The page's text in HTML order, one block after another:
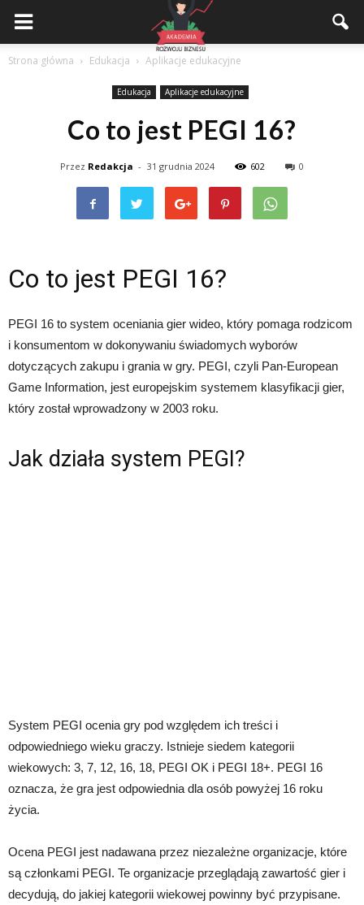
Akademiarozwojubiznesu.pl
Strona główna Edukacja Aplikacje edukacyjne
Edukacja Aplikacje edukacyjne
Co to jest PEGI 16?
Przez Redakcja - 31 grudnia 2024 602 0
Co to jest PEGI 16?
PEGI 16 to system oceniania gier wideo, który pomaga rodzicom
i konsumentom w dokonywaniu świadomych wyborów
dotyczących zakupu i grania w gry. PEGI, czyli Pan-European
Game Information, jest europejskim systemem klasyfikacji gier,
który został wprowadzony w 2003 roku.
Jak działa system PEGI?
System PEGI ocenia gry pod względem ich treści i
odpowiedniego wieku graczy. Istnieje siedem kategorii
wiekowych: 3, 7, 12, 16, 18, PEGI OK i PEGI 18+. PEGI 16
oznacza, że gra jest odpowiednia dla osób powyżej 16 roku
życia.
Ocena PEGI jest nadawana przez niezależne organizacje, które
są członkami PEGI. Te organizacje przeglądają zawartość gier i
decydują, do jakiej kategorii wiekowej powinny być przypisane.